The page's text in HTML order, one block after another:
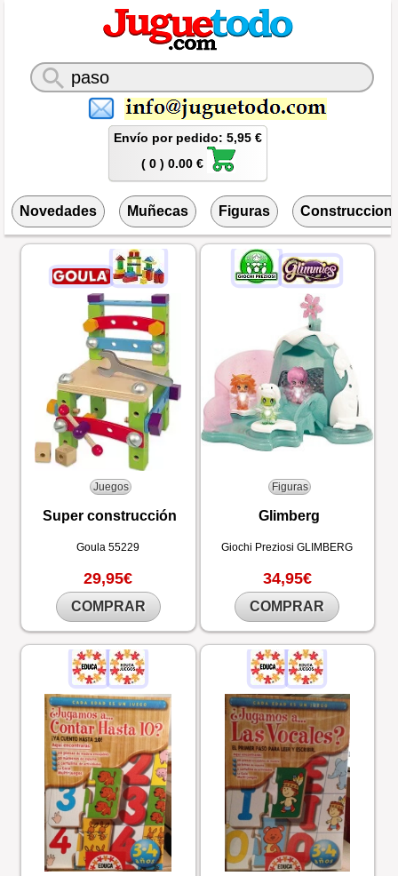
Envío por pedido: 5,95 €
( 0 ) 0.00 €
Novedades Muñecas Figuras
Juegos
Super construcción
Goula55229
29,95€
COMPRAR
Figuras
Glimberg
Giochi PreziosiGLIMBERG
34,95€
COMPRAR